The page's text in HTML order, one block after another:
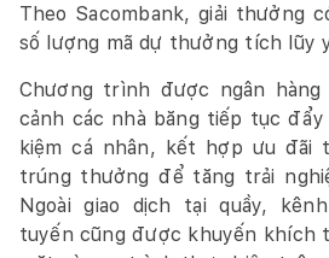
Theo Sacombank, giải thưởng
số lượng mã dự thưởng tích lũy
Chương trình được ngân
cảnh các nhà băng tiếp tục
kiệm cá nhân, kết hợp ưu đãi
trúng thưởng để tăng trải
Ngoài giao dịch tại quầy,
tuyến cũng được khuyến khích